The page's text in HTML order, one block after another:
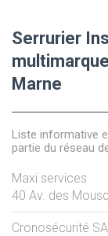
Serrurier
Marne
Liste informative
partie du réseau
Maxi services
40 Av. des
Cronosécurité